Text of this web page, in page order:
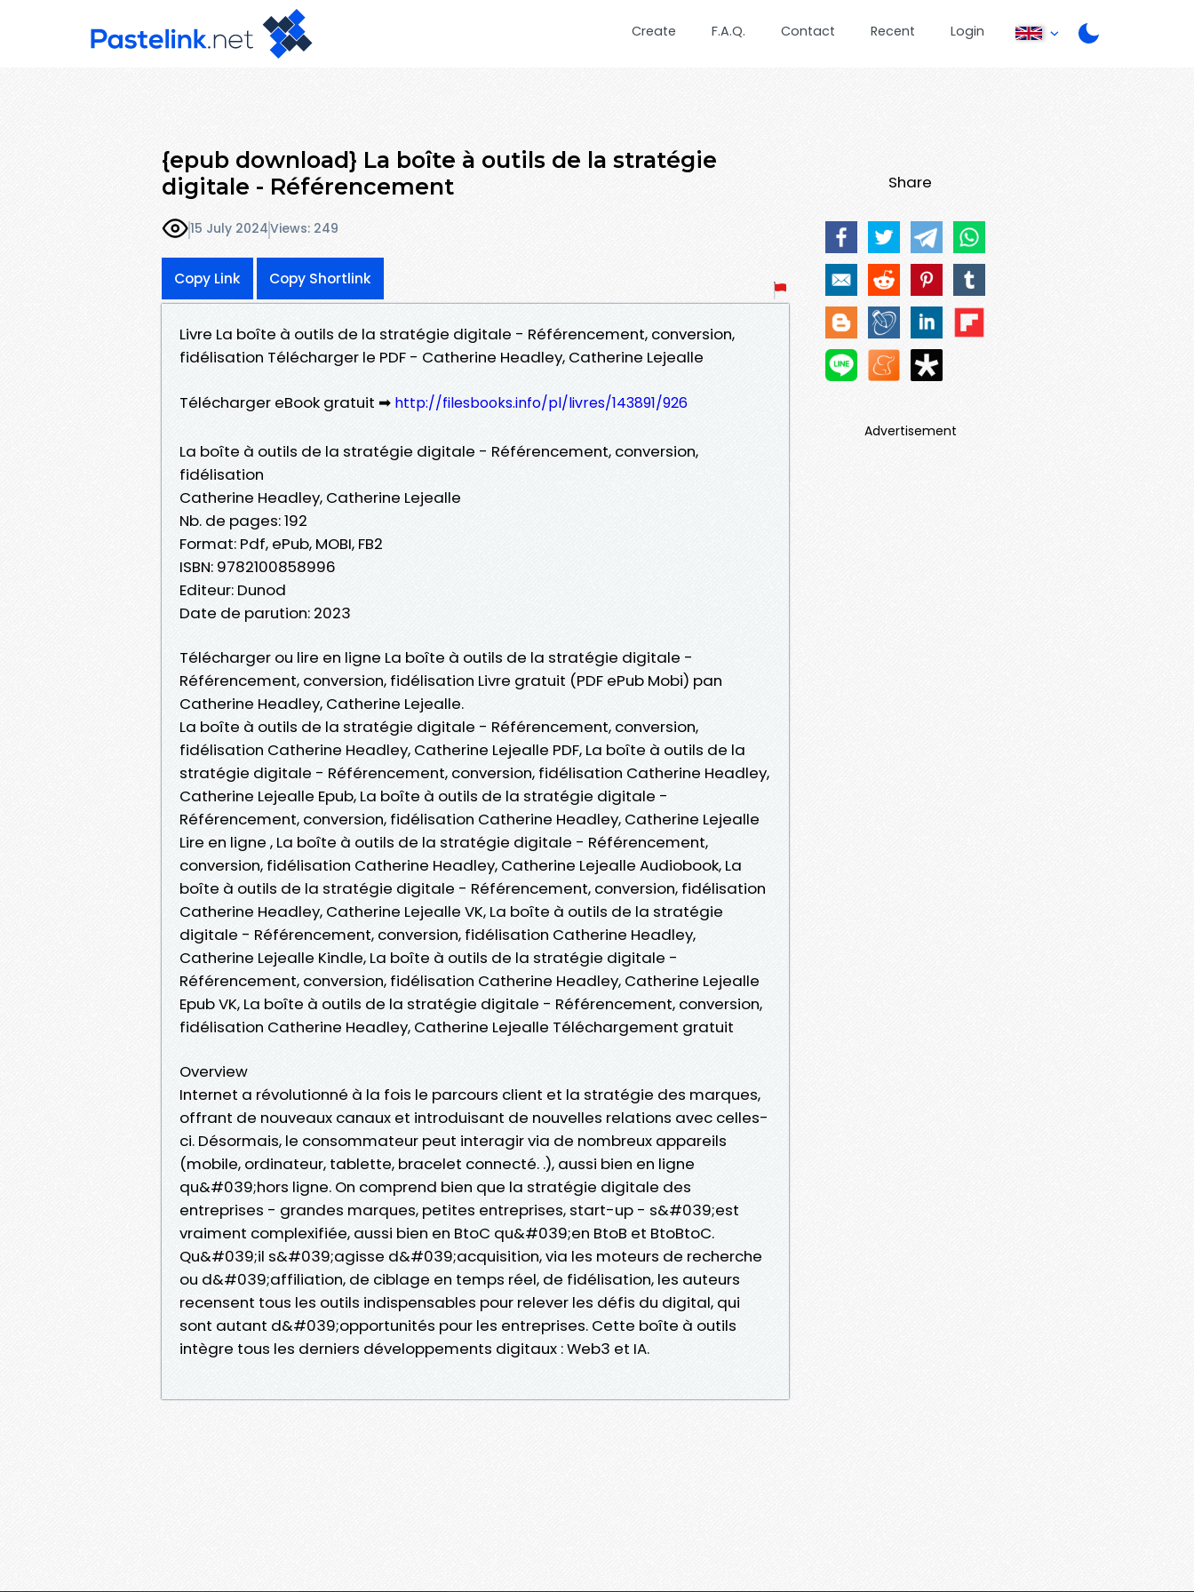
Create F.A.Q. Contact Recent Login
{epub download} La boîte à outils de la stratégie
digitale - Référencement
15 July 2024Views: 249
Copy Link Copy Shortlink
Livre La boîte à outils de la stratégie digitale - Référencement, conversion,
fidélisation Télécharger le PDF - Catherine Headley, Catherine Lejealle
Télécharger eBook gratuit ➡ http://filesbooks.info/pl/livres/143891/926
La boîte à outils de la stratégie digitale - Référencement, conversion,
fidélisation
Catherine Headley, Catherine Lejealle
Nb. de pages: 192
Format: Pdf, ePub, MOBI, FB2
ISBN: 9782100858996
Editeur: Dunod
Date de parution: 2023
Télécharger ou lire en ligne La boîte à outils de la stratégie digitale -
Référencement, conversion, fidélisation Livre gratuit (PDF ePub Mobi) pan
Catherine Headley, Catherine Lejealle.
La boîte à outils de la stratégie digitale - Référencement, conversion,
fidélisation Catherine Headley, Catherine Lejealle PDF, La boîte à outils de la
stratégie digitale - Référencement, conversion, fidélisation Catherine Headley,
Catherine Lejealle Epub, La boîte à outils de la stratégie digitale -
Référencement, conversion, fidélisation Catherine Headley, Catherine Lejealle
Lire en ligne , La boîte à outils de la stratégie digitale - Référencement,
conversion, fidélisation Catherine Headley, Catherine Lejealle Audiobook, La
boîte à outils de la stratégie digitale - Référencement, conversion, fidélisation
Catherine Headley, Catherine Lejealle VK, La boîte à outils de la stratégie
digitale - Référencement, conversion, fidélisation Catherine Headley,
Catherine Lejealle Kindle, La boîte à outils de la stratégie digitale -
Référencement, conversion, fidélisation Catherine Headley, Catherine Lejealle
Epub VK, La boîte à outils de la stratégie digitale - Référencement, conversion,
fidélisation Catherine Headley, Catherine Lejealle Téléchargement gratuit
Overview
Internet a révolutionné à la fois le parcours client et la stratégie des marques,
offrant de nouveaux canaux et introduisant de nouvelles relations avec celles-
ci. Désormais, le consommateur peut interagir via de nombreux appareils
(mobile, ordinateur, tablette, bracelet connecté. .), aussi bien en ligne
qu&#039;hors ligne. On comprend bien que la stratégie digitale des
entreprises - grandes marques, petites entreprises, start-up - s&#039;est
vraiment complexifiée, aussi bien en BtoC qu&#039;en BtoB et BtoBtoC.
Qu&#039;il s&#039;agisse d&#039;acquisition, via les moteurs de recherche
ou d&#039;affiliation, de ciblage en temps réel, de fidélisation, les auteurs
recensent tous les outils indispensables pour relever les défis du digital, qui
sont autant d&#039;opportunités pour les entreprises. Cette boîte à outils
intègre tous les derniers développements digitaux : Web3 et IA.
Share
Advertisement